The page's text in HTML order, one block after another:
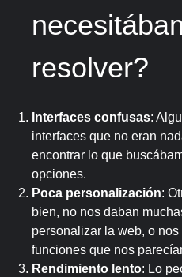
resolver?
Interfaces confusas:
interfaces que no eran
encontrar lo que
opciones.
Poca personalización:
bien, no nos daban
personalizar la web, o
funciones que nos
Rendimiento lento: Lo